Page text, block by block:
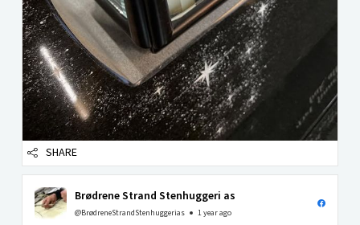
SHARE
Brødrene Strand Stenhuggeri as
@BrødreneStrandStenhuggerias 1 year ago